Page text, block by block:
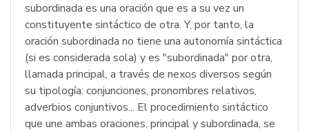
subordinada es una oración que es a su vez un
constituyente sintáctico de otra. Y, por tanto, la
oración subordinada no tiene una autonomía sintáctica
(si es considerada sola) y es "subordinada" por otra,
llamada principal, a través de nexos diversos según
su tipología: conjunciones, pronombres relativos,
adverbios conjuntivos... El procedimiento sintáctico
que une ambas oraciones, principal y subordinada, se